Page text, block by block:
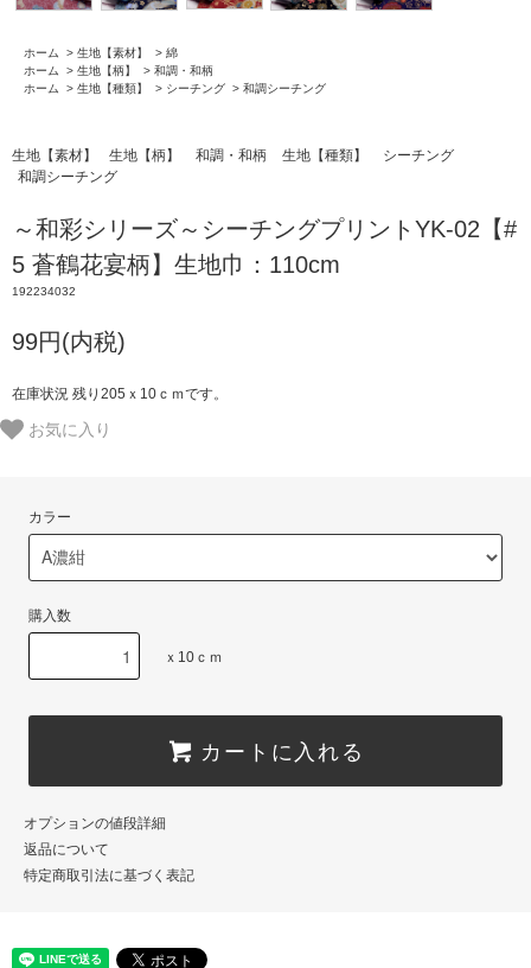
ホーム > 生地【素材】 > 綿
ホーム
> 生地【柄】 > 和調・和柄
ホーム
> 生地【種類】 > シーチング > 和調シーチング
生地【素材】 生地【柄】 和調・和柄 生地【種類】
シーチング
和調シーチング
～和彩シリーズ～シーチングプリントYK-02【#
5 蒼鶴花宴柄】生地巾：110cm
192234032
99円(内税)
在庫状況 残り205ｘ10ｃｍです。
お気に入り
カラー
購入数
ｘ10ｃｍ
カートに入れる
オプションの値段詳細
返品について
特定商取引法に基づく表記